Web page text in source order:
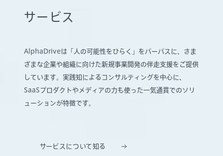
サービス
AlphaDriveは「人の可能性をひらく」をパーパスに、さま
ざまな企業や組織に向けた新規事業開発の伴走支援をご提供
しています。実践知によるコンサルティングを中心に、
SaaSプロダクトやメディアの力も使った一気通貫でのソリ
ューションが特徴です。
サービスについて知る